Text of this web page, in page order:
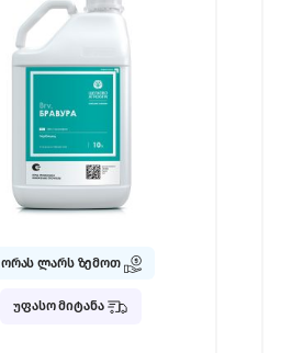
ორას ლარს ზემოთ
უფასო მიტანა